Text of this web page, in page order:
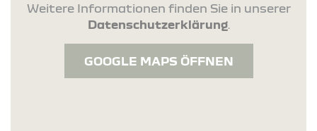
Weitere Informationen finden Sie in unserer
Datenschutzerklärung.
GOOGLE MAPS ÖFFNEN